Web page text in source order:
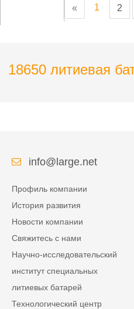
« 1 2
18650 литиевая
info@large.net
Профиль компании
История развития
Новости компании
Свяжитесь с нами
Научно-исследовательский
институт специальных
литиевых батарей
Технологический центр